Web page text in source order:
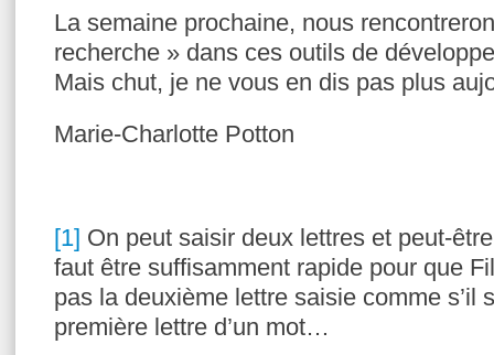
La semaine prochaine, nous
recherche » dans ces outils de
Mais chut, je ne vous en dis pas plus
Marie-Charlotte Potton
[1] On peut saisir deux lettres et peut-
faut être suffisamment rapide pour que
pas la deuxième lettre saisie comme s’il
première lettre d’un mot…